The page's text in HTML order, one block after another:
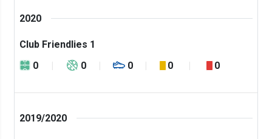
2020
Club Friendlies 1
0
0 0 0 0
2019/2020